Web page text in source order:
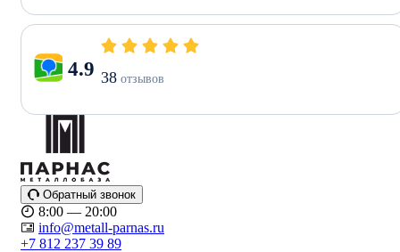
4.9 38 отзывов
Обратный звонок
8:00 — 20:00
info@metall-parnas.ru
+7 812 237 39 89